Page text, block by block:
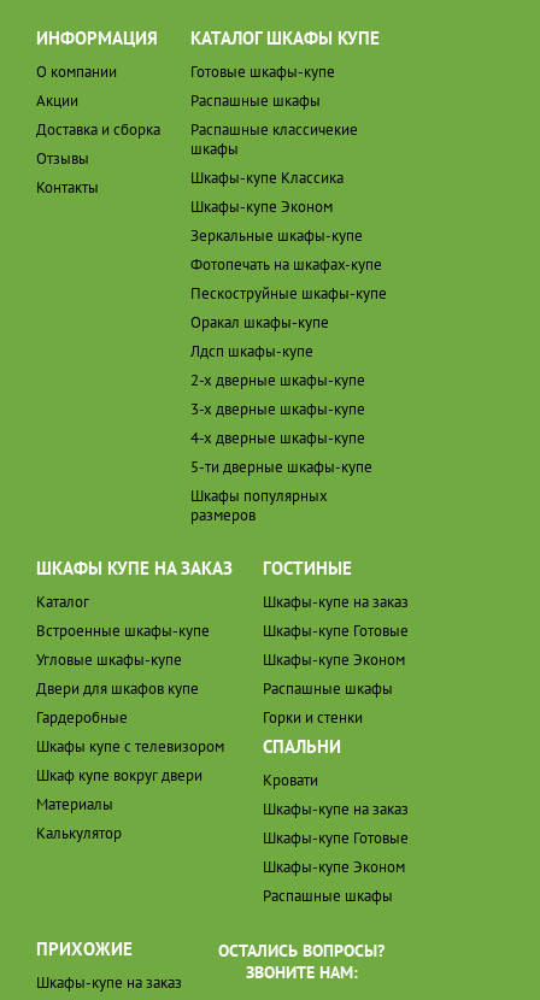
ИНФОРМАЦИЯ
О компании
Акции
Доставка и сборка
Отзывы
Контакты
КАТАЛОГ ШКАФЫ КУПЕ
Готовые шкафы-купе
Распашные шкафы
Распашные классичекие
шкафы
Шкафы-купе Классика
Шкафы-купе Эконом
Зеркальные шкафы-купе
Фотопечать на шкафах-купе
Пескоструйные шкафы-купе
Оракал шкафы-купе
Лдсп шкафы-купе
2-х дверные шкафы-купе
3-х дверные шкафы-купе
4-х дверные шкафы-купе
5-ти дверные шкафы-купе
Шкафы популярных
размеров
ШКАФЫ КУПЕ НА ЗАКАЗ
Каталог
Встроенные шкафы-купе
Угловые шкафы-купе
Двери для шкафов купе
Гардеробные
Шкафы купе с телевизором
Шкаф купе вокруг двери
Материалы
Калькулятор
ГОСТИНЫЕ
Шкафы-купе на заказ
Шкафы-купе Готовые
Шкафы-купе Эконом
Распашные шкафы
Горки и стенки
СПАЛЬНИ
Кровати
Шкафы-купе на заказ
Шкафы-купе Готовые
Шкафы-купе Эконом
Распашные шкафы
ПРИХОЖИЕ
Шкафы-купе на заказ
ОСТАЛИСЬ ВОПРОСЫ?
ЗВОНИТЕ НАМ: